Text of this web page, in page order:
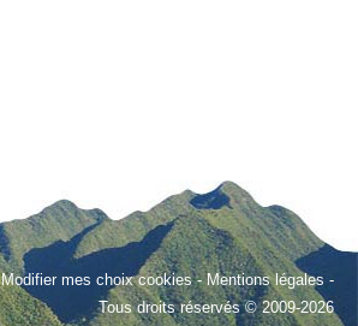
Modifier mes choix cookies-Mentions légales -
Tous droits réservés © 2009-2026